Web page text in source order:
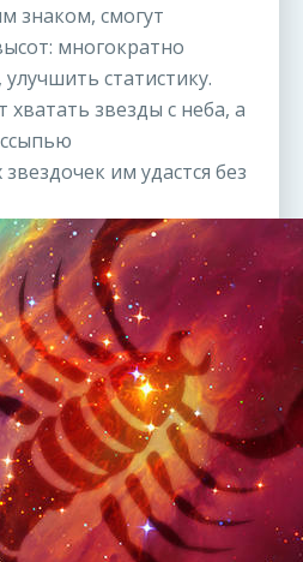
знаком, смогут
многократно
статистику.
хватать звезды с неба, а
им удастся без